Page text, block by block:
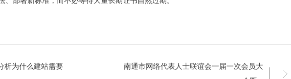
析为什么建站需要
南通市网络代表人士联谊会一届一次会员大